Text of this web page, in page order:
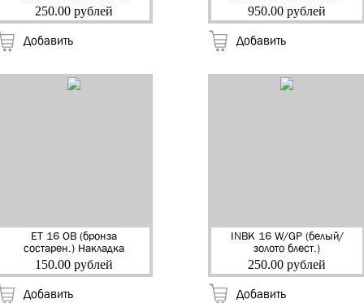
квадр. к ручкам
декоративная "RENZ"
250.00 рублей
Добавить
дверная на
квадр.накладке
950.00 рублей
Добавить
ET 16 OB (бронза
состарен.) Накладка
на цилиндр "RENZ"
(12/120)
150.00 рублей
Добавить
INBK 16 W/GP (белый/
золото блест.)
Завертка к ручкам
"RENZ" (6/60)
250.00 рублей
Добавить